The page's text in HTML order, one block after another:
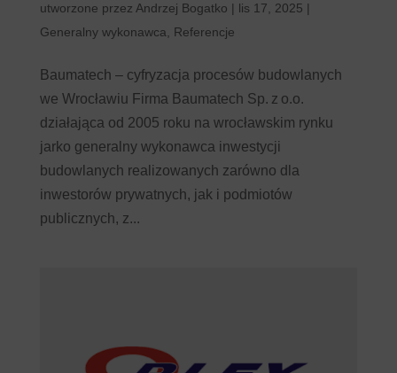
utworzone przez Andrzej Bogatko | lis 17, 2025 |
Generalny wykonawca
Referencje
Baumatech – cyfryzacja procesów budowlanych
we Wrocławiu Firma Baumatech Sp. z o.o.
działająca od 2005 roku na wrocławskim rynku
jarko generalny wykonawca inwestycji
budowlanych realizowanych zarówno dla
inwestorów prywatnych, jak i podmiotów
publicznych, z...